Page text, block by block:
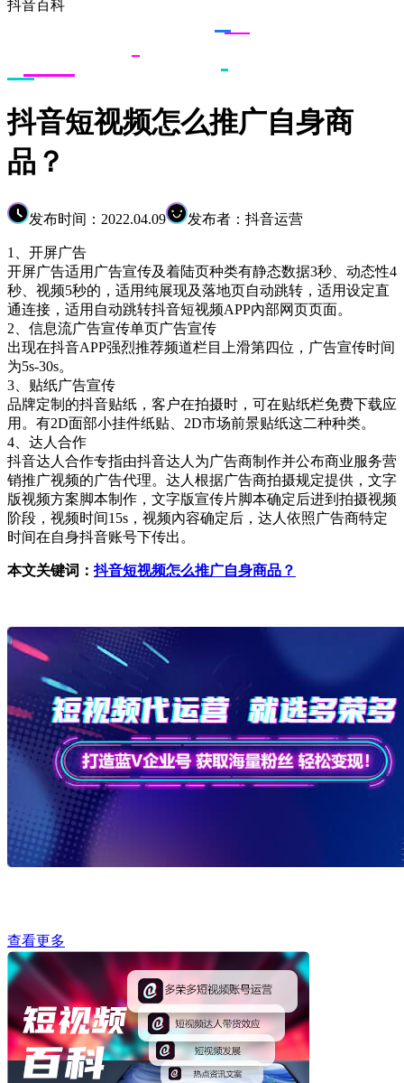
抖音百科
抖音短视频怎么推广自身商
品？
发布时间：2022.04.09 发布者：抖音运营
1、开屏广告
开屏广告适用广告宣传及着陆页种类有静态数据3秒、动态性4
秒、视频5秒的，适用纯展现及落地页自动跳转，适用设定直
通连接，适用自动跳转抖音短视频APP內部网页页面。
2、信息流广告宣传单页广告宣传
出现在抖音APP强烈推荐频道栏目上滑第四位，广告宣传时间
为5s-30s。
3、贴纸广告宣传
品牌定制的抖音贴纸，客户在拍摄时，可在贴纸栏免费下载应
用。有2D面部小挂件纸贴、2D市场前景贴纸这二种种类。
4、达人合作
抖音达人合作专指由抖音达人为广告商制作并公布商业服务营
销推广视频的广告代理。达人根据广告商拍摄规定提供，文字
版视频方案脚本制作，文字版宣传片脚本确定后进到拍摄视频
阶段，视频时间15s，视频內容确定后，达人依照广告商特定
时间在自身抖音账号下传出。
本文关键词：抖音短视频怎么推广自身商品？
查看更多